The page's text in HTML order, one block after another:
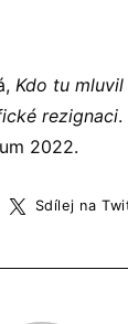
Kdo tu
rezignaci.
2022.
Sdílej na